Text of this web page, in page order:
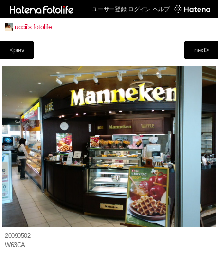
ユーザー登録 ログイン ヘルプ
uccii's fotolife
next>
<prev
20090502
W63CA